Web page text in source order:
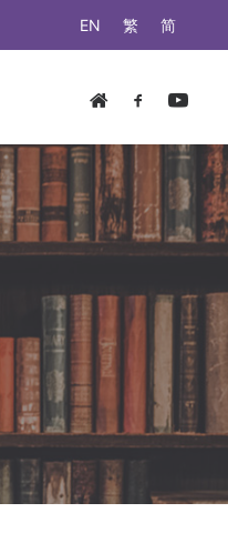
EN 繁 简